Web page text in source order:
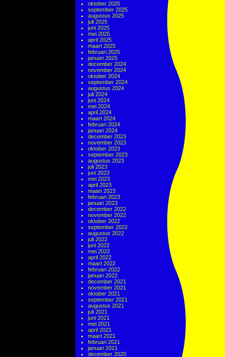
oktober 2025
september 2025
augustus 2025
juli 2025
juni 2025
mei 2025
april 2025
maart 2025
februari 2025
januari 2025
december 2024
november 2024
oktober 2024
september 2024
augustus 2024
juli 2024
juni 2024
mei 2024
april 2024
maart 2024
februari 2024
januari 2024
december 2023
november 2023
oktober 2023
september 2023
augustus 2023
juli 2023
juni 2023
mei 2023
april 2023
maart 2023
februari 2023
januari 2023
december 2022
november 2022
oktober 2022
september 2022
augustus 2022
juli 2022
juni 2022
mei 2022
april 2022
maart 2022
februari 2022
januari 2022
december 2021
november 2021
oktober 2021
september 2021
augustus 2021
juli 2021
juni 2021
mei 2021
april 2021
maart 2021
februari 2021
januari 2021
december 2020